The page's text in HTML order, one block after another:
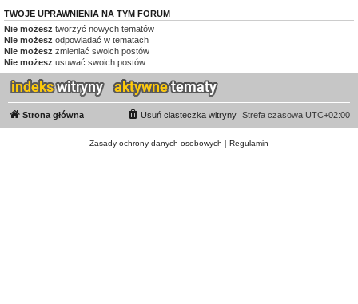
TWOJE UPRAWNIENIA NA TYM FORUM
Nie możesz tworzyć nowych tematów
Nie możesz odpowiadać w tematach
Nie możesz zmieniać swoich postów
Nie możesz usuwać swoich postów
Strona główna Strefa czasowa UTC+02:00
Usuń ciasteczka witryny
Zasady ochrony danych osobowych | Regulamin